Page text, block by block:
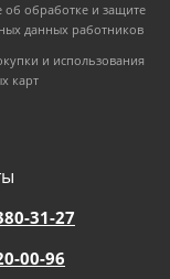
об обработке и защите
данных работников
и использования
карт
31-27
00-96